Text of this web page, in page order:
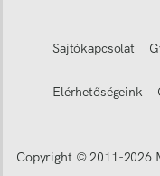
Sajtókapcsolat
Elérhetőségeink
Copyright © 2011-2026